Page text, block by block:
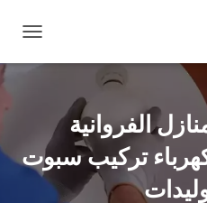
ب
ت
الفروانية
تمديد كهرباء تركيب سبوت